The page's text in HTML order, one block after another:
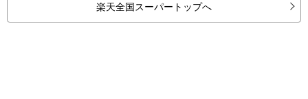
楽天全国スーパートップへ